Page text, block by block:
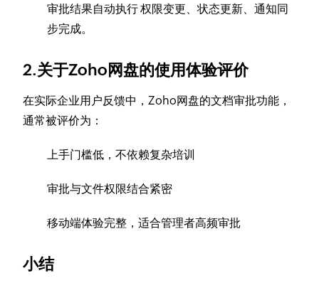
审批结果自动执行 权限变更、状态更新、通知同
步完成。
2.关于Zoho网盘的使用体验评价
在实际企业用户反馈中，Zoho网盘的文档审批功能，
通常被评价为：
上手门槛低，不依赖复杂培训
审批与文件权限结合紧密
移动端体验完整，适合管理者高频审批
小结